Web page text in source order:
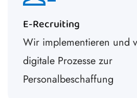
E-Recruiting
Wir implementieren und
digitale Prozesse zur
Personalbeschaffung